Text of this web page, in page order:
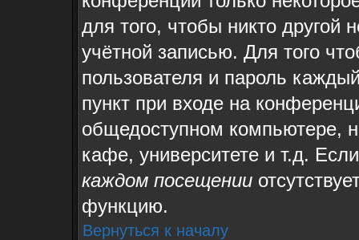
для того, чтобы никто другой
учётной записью. Для того
пользователя и пароль
пункт при входе на
общедоступном компьютере,
кафе, университете и т.д.
каждом посещении
функцию.
Вернуться к началу